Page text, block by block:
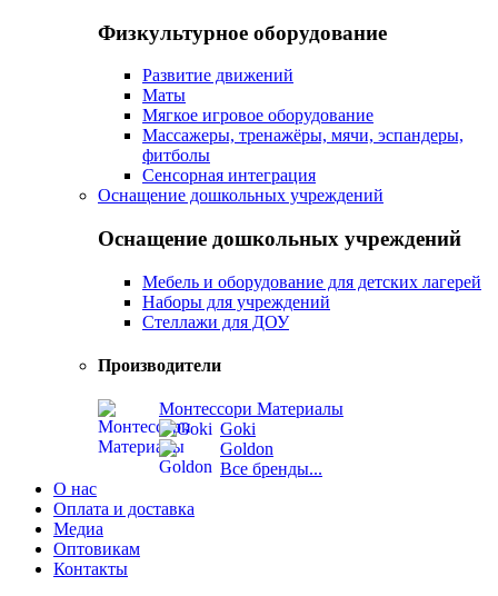
Физкультурное оборудование
Развитие движений
Маты
Мягкое игровое оборудование
Массажеры, тренажёры, мячи, эспандеры,
фитболы
Сенсорная интеграция
Оснащение дошкольных учреждений
Оснащение дошкольных учреждений
Мебель и оборудование для детских лагерей
Наборы для учреждений
Стеллажи для ДОУ
Производители
Монтессори Материалы
Goki
Goldon
Все бренды...
О нас
Оплата и доставка
Медиа
Оптовикам
Контакты